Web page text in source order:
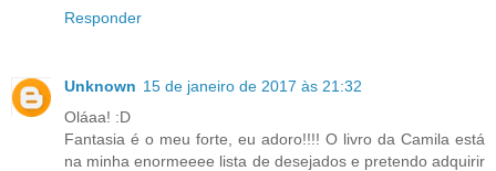
Responder
Unknown 15 de janeiro de 2017 às 21:32
Oláaa! :D
Fantasia é o meu forte, eu adoro!!!! O livro da Camila está
na minha enormeeee lista de desejados e pretendo adquirir